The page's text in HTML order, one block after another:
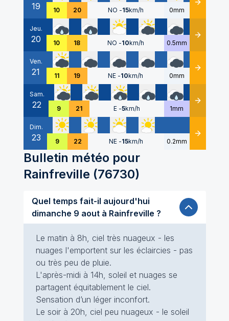
19 10 20 NO -15km/h 0mm Détails
Jeu.
20 10 18 NO -10km/h 0.5mm Détails
Ven.
21 11 19 NE -10km/h 0mm Détails
Sam.
22 9 21 E -5km/h 1mm Détails
Dim.
23 9 22 NE -15km/h 0.2mm Détails
Bulletin météo pour
Rainfreville (76730)
Quel temps fait-il aujourd'hui
dimanche 9 aout à Rainfreville ?
Le matin à 8h, ciel très nuageux - les
nuages l'emportent sur les éclaircies - pas
ou très peu de pluie.
L'après-midi à 14h, soleil et nuages se
partagent équitablement le ciel.
Sensation d’un léger inconfort.
Le soir à 20h, ciel peu nuageux - le soleil